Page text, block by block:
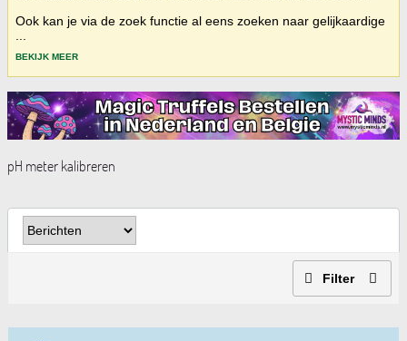
Ook kan je via de zoek functie al eens zoeken naar gelijkaardige
BEKIJK MEER
pH meter kalibreren
Filter